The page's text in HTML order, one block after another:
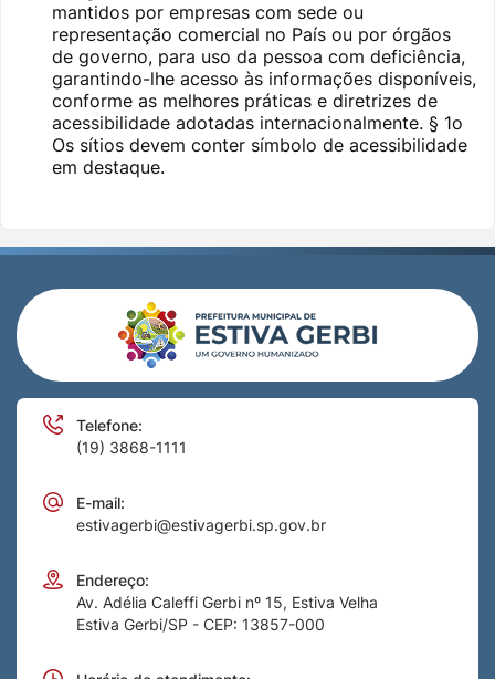
mantidos por empresas com sede ou
representação comercial no País ou por órgãos
de governo, para uso da pessoa com deficiência,
garantindo-lhe acesso às informações disponíveis,
conforme as melhores práticas e diretrizes de
acessibilidade adotadas internacionalmente. § 1o
Os sítios devem conter símbolo de acessibilidade
em destaque.
Telefone:
(19) 3868-1111
E-mail:
estivagerbi@estivagerbi.sp.gov.br
Endereço:
Av. Adélia Caleffi Gerbi nº 15, Estiva Velha
Estiva Gerbi/SP - CEP: 13857-000